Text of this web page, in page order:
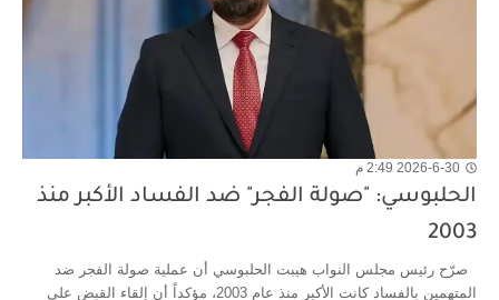
2026-6-30 2:49 م
الحلبوسي: "صولة الفجر" ضد الفساد الأكبر منذ
2003
صرّح رئيس مجلس النواب هيبت الحلبوسي أن عملية صولة الفجر ضد
المتهمين بالفساد كانت الأكبر منذ عام 2003، مؤكداً أن إلقاء القبض على